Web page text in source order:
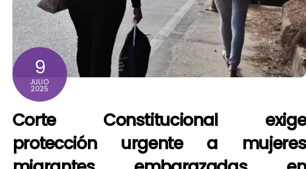
9
JULIO
2025
Corte Constitucional exige
protección urgente a mujeres